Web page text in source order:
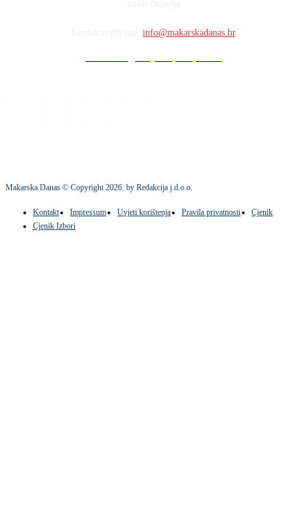
info@makarskadanas.hr
Makarska Danas © Copyright2026. by Redakcija j.d.o.o.
Kontakt Impressum Uvjeti korištenja Pravila privatnosti
Cjenik
Cjenik Izbori